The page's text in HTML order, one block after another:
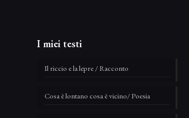
I miei testi
Il riccio e la lepre / Racconto
Cosa è lontano cosa è vicino/ Poesia